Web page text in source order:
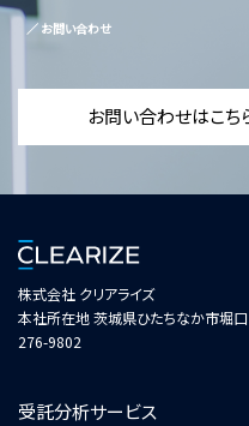
／ お問い合わせ
お問い合わせはこち
株式会社 クリアライズ
本社所在地 茨城県ひたちなか市堀
276-9802
受託分析サービス